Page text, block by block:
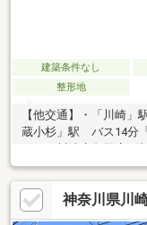
建築条件なし
整形地
【他交通】・「川崎
蔵小杉」駅 バス14分
分クリエイトＳ・Ｄ川
分保育園…徒歩4分古川
病院…徒歩12分◆建築条
可能 ※建築参考プラン
神奈川県川